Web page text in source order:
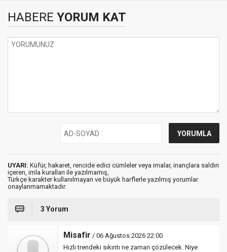
HABERE YORUM KAT
UYARI: Küfür, hakaret, rencide edici cümleler veya imalar, inançlara saldırı
içeren, imla kuralları ile yazılmamış,
Türkçe karakter kullanılmayan ve büyük harflerle yazılmış yorumlar
onaylanmamaktadır.
3 Yorum
Misafir / 06 Ağustos 2026 22:00
Hızlı trendeki sıkıntı ne zaman çözülecek. Niye